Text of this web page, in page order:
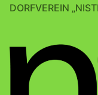
DORFVEREIN